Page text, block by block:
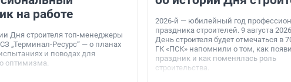
на работе
Дня строителя топ-менеджеры
„Терминал-Ресурс“ — о планах
и поводах для
оптимизма.
2026-й — юбилейный год
праздника строителей. 9 августа
День строителя будет отмечаться в
ГК «ПСК» напомнили о том, как
праздник и как поменялась роль
строительства.